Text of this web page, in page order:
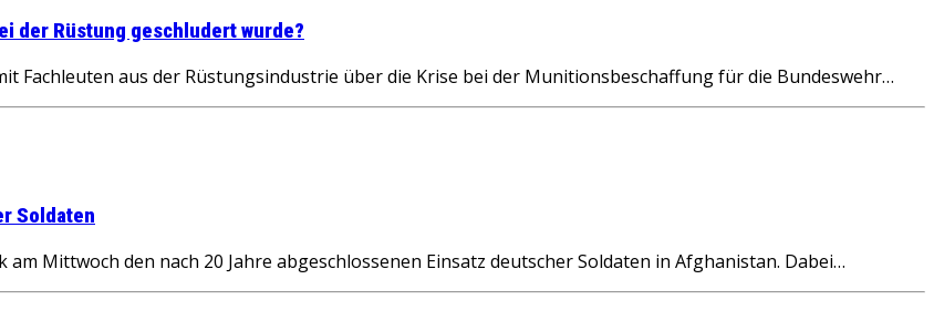
der Rüstung geschludert wurde?
Fachleuten aus der Rüstungsindustrie über die Krise bei der Munitionsbeschaffung für die Bundeswehr…
Soldaten
Mittwoch den nach 20 Jahre abgeschlossenen Einsatz deutscher Soldaten in Afghanistan. Dabei…